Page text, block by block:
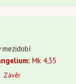
mezidobí
Mk 4,35
Závěr